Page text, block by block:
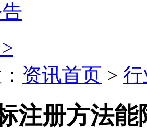
资讯首页 >
注册方法